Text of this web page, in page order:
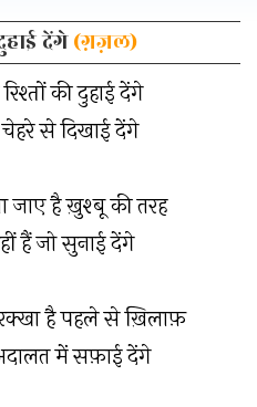
देंगे(ग़ज़ल)
की दुहाई देंगे
चेहरे से दिखाई देंगे
जाए है ख़ुश्बू की तरह
हैं जो सुनाई देंगे
है पहले से ख़िलाफ़
में सफ़ाई देंगे
खोजें